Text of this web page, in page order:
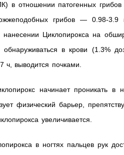
в отношении патогенных
грибов — 0.98-
Циклопирокса на
в крови (1.3%
ч, выводится почками.
начинает проникать в
физический барьер,
увеличивается.
в ногтях пальцев рук